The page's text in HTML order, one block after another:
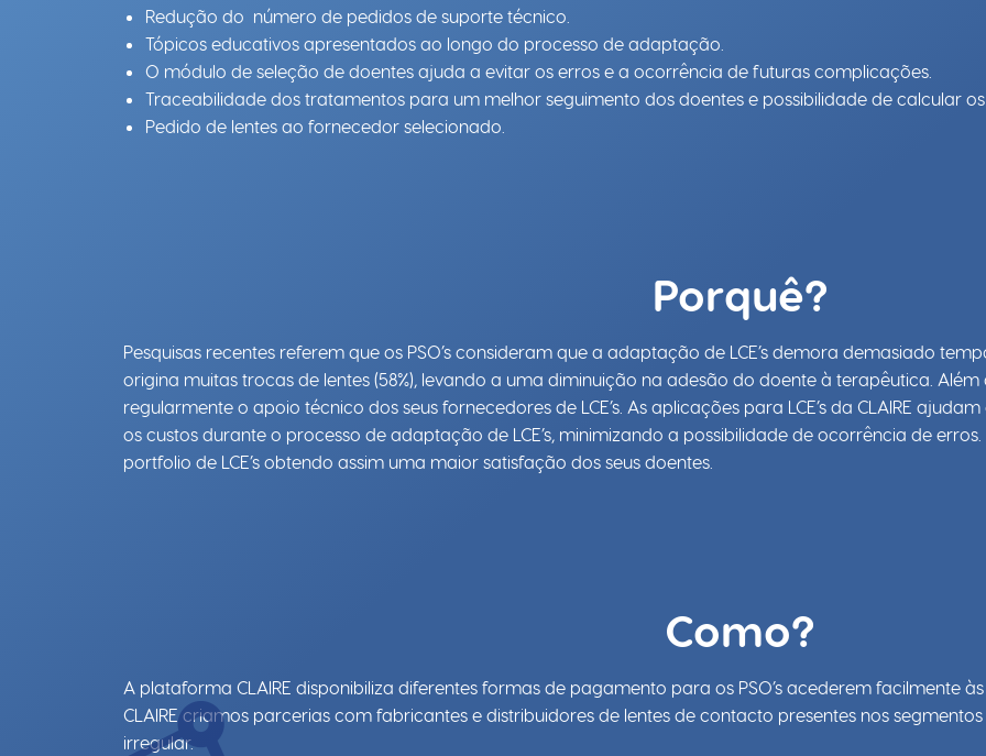
Redução do número de pedidos de suporte técnico.
Tópicos educativos apresentados ao longo do processo de adaptação.
O módulo de seleção de doentes ajuda a evitar os erros e a ocorrência de futuras complicações.
Traceabilidade dos tratamentos para um melhor seguimento dos doentes e possibilidade de calcular os
Pedido de lentes ao fornecedor selecionado.
Porquê?
Pesquisas recentes referem que os PSO’s consideram que a adaptação de LCE’s demora demasiado
origina muitas trocas de lentes (58%), levando a uma diminuição na adesão do doente à terapêutica. Além
regularmente o apoio técnico dos seus fornecedores de LCE’s. As aplicações para LCE’s da CLAIRE
os custos durante o processo de adaptação de LCE’s, minimizando a possibilidade de ocorrência de
portfolio de LCE’s obtendo assim uma maior satisfação dos seus doentes.
Como?
A plataforma CLAIRE disponibiliza diferentes formas de pagamento para os PSO’s acederem facilmente
CLAIRE criamos parcerias com fabricantes e distribuidores de lentes de contacto presentes nos
irregular.